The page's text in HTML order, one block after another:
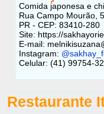
Comida japonesa e
Rua Campo Mourão,
PR - CEP: 83410-280
Site: https://
E-mail:
Instagram:
Celular: (41) 99754-
Restaurante